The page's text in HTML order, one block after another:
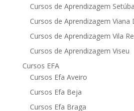
Cursos de Aprendizagem
Cursos de Aprendizagem Viana
Cursos de Aprendizagem Vila
Cursos de Aprendizagem Viseu
Cursos EFA
Cursos Efa Aveiro
Cursos Efa Beja
Cursos Efa Braga